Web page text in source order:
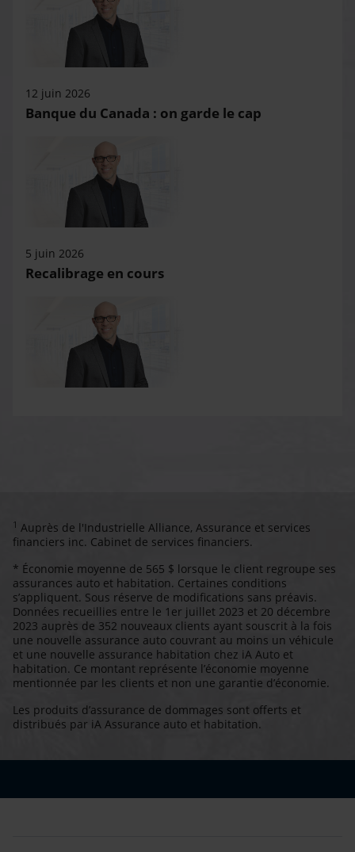
12 juin 2026
Banque du Canada : on garde le cap
5 juin 2026
Recalibrage en cours
1 Auprès de l'Industrielle Alliance, Assurance et services
financiers inc. Cabinet de services financiers.
* Économie moyenne de 565 $ lorsque le client regroupe ses
assurances auto et habitation. Certaines conditions
s’appliquent. Sous réserve de modifications sans préavis.
Données recueillies entre le 1er juillet 2023 et 20 décembre
2023 auprès de 352 nouveaux clients ayant souscrit à la fois
une nouvelle assurance auto couvrant au moins un véhicule
et une nouvelle assurance habitation chez iA Auto et
habitation. Ce montant représente l’économie moyenne
mentionnée par les clients et non une garantie d’économie.
Les produits d’assurance de dommages sont offerts et
distribués par iA Assurance auto et habitation.